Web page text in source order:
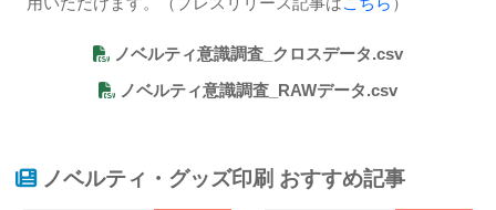
ノベルティ意識調査_クロスデータ.csv
ノベルティ意識調査_RAWデータ.csv
ノベルティ・グッズ印刷 おすすめ記事